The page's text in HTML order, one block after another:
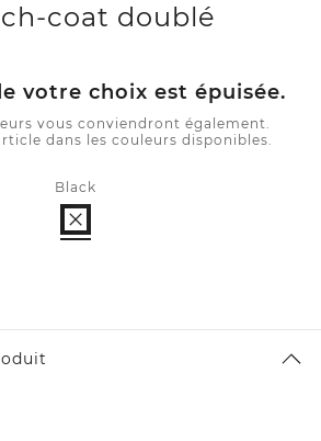
coat doublé
votre choix est épuisée.
vous conviendront également.
dans les couleurs disponibles.
Black